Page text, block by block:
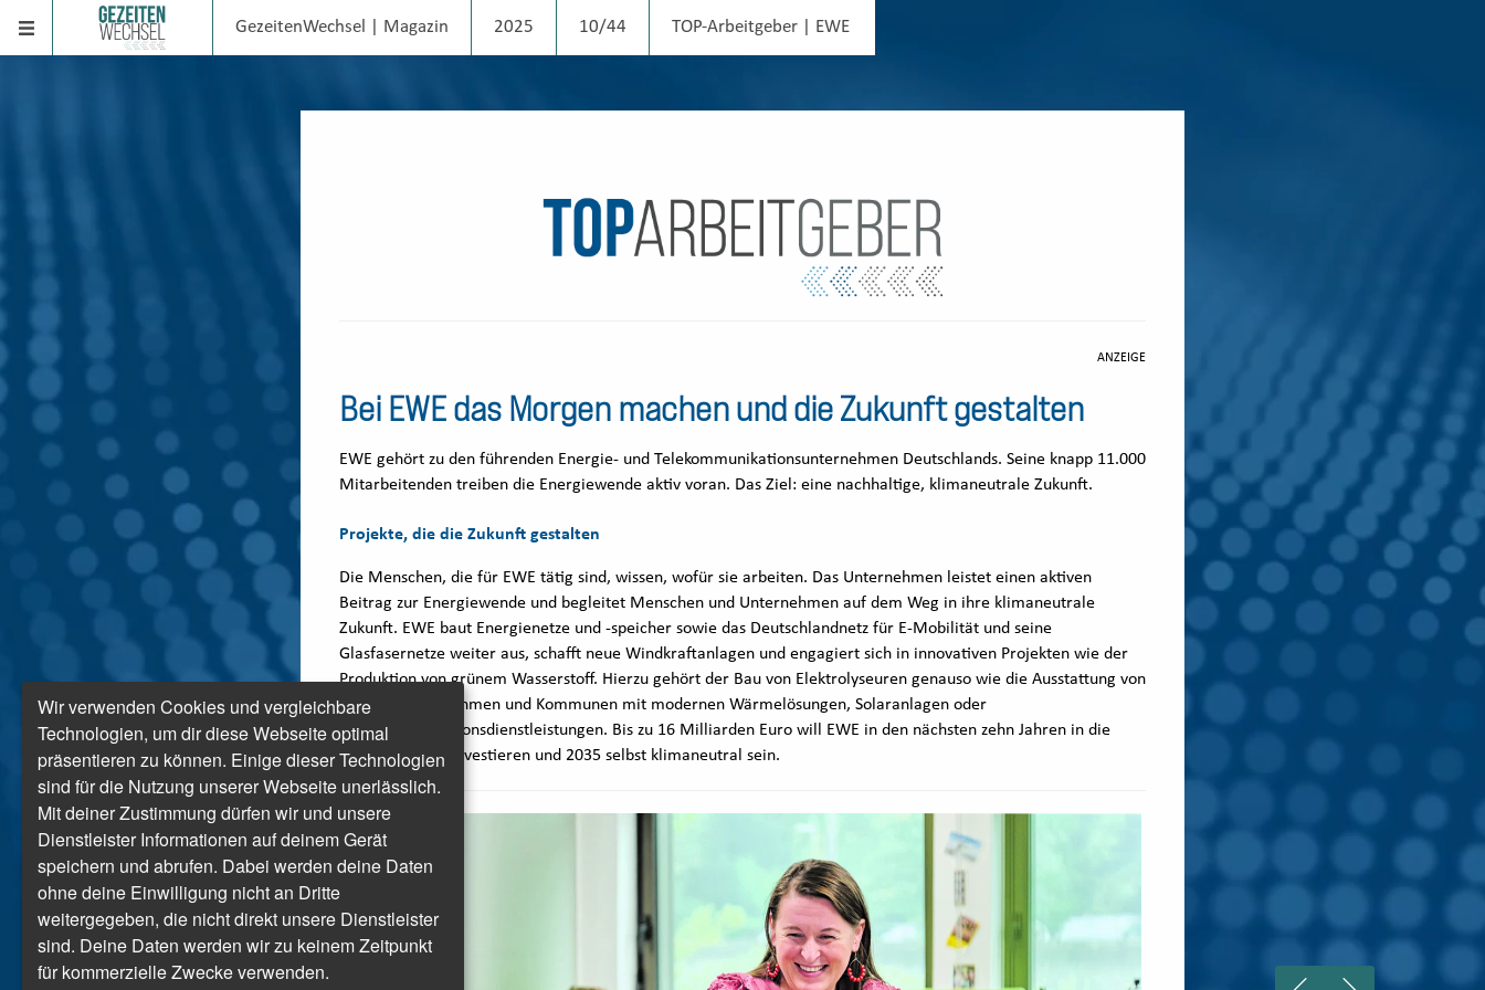
GezeitenWechsel | Magazin 2025 10/44 TOP-Arbeitgeber | EWE
ANZEIGE
Bei EWE das Morgen machen und die Zukunft gestalten
EWE gehört zu den führenden Energie- und Telekommunikationsunternehmen Deutschlands. Seine knapp 11.000
Mitarbeitenden treiben die Energiewende aktiv voran. Das Ziel: eine nachhaltige, klimaneutrale Zukunft.
Projekte, die die Zukunft gestalten
Die Menschen, die für EWE tätig sind, wissen, wofür sie arbeiten. Das Unternehmen leistet einen aktiven
Beitrag zur Energiewende und begleitet Menschen und Unternehmen auf dem Weg in ihre klimaneutrale
Zukunft. EWE baut Energienetze und -speicher sowie das Deutschlandnetz für E-Mobilität und seine
Glasfasernetze weiter aus, schafft neue Windkraftanlagen und engagiert sich in innovativen Projekten wie der
Produktion von grünem Wasserstoff. Hierzu gehört der Bau von Elektrolyseuren genauso wie die Ausstattung von
Kunden, Unternehmen und Kommunen mit modernen Wärmelösungen, Solaranlagen oder
Telekommunikationsdienstleistungen. Bis zu 16 Milliarden Euro will EWE in den nächsten zehn Jahren in die
Energiezukunft investieren und 2035 selbst klimaneutral sein.
Wir verwenden Cookies und vergleichbare
Technologien, um dir diese Webseite optimal
präsentieren zu können. Einige dieser Technologien
sind für die Nutzung unserer Webseite unerlässlich.
Mit deiner Zustimmung dürfen wir und unsere
Dienstleister Informationen auf deinem Gerät
speichern und abrufen. Dabei werden deine Daten
ohne deine Einwilligung nicht an Dritte
weitergegeben, die nicht direkt unsere Dienstleister
sind. Deine Daten werden wir zu keinem Zeitpunkt
für kommerzielle Zwecke verwenden.